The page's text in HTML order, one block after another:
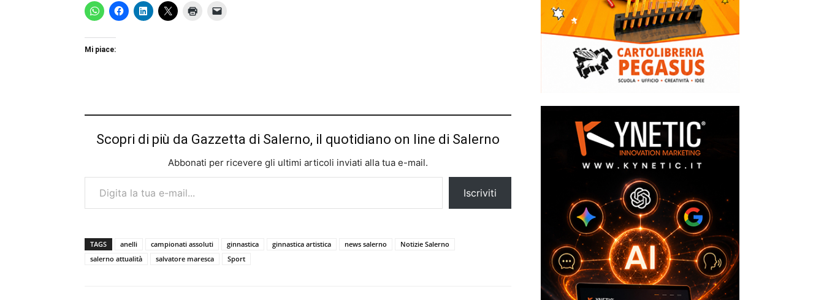
Mi piace:
Scopri di più da Gazzetta di Salerno, il quotidiano on line di Salerno
Abbonati per ricevere gli ultimi articoli inviati alla tua e-mail.
Digita la tua e-mail...
Iscriviti
TAGS anelli campionati assoluti ginnastica ginnastica artistica news salerno
Notizie Salerno
salerno attualità
salvatore maresca Sport